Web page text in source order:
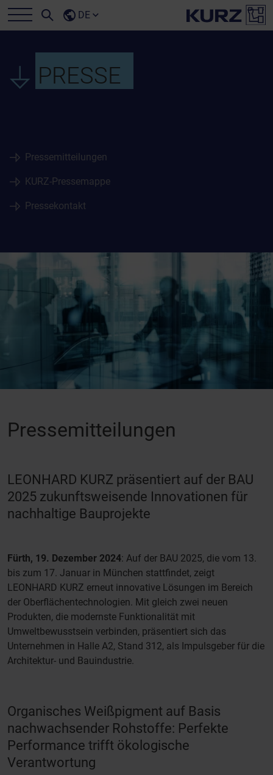
DE
PRESSE
Pressemitteilungen
KURZ-Pressemappe
Pressekontakt
Pressemitteilungen
LEONHARD KURZ präsentiert auf der BAU
2025 zukunftsweisende Innovationen für
nachhaltige Bauprojekte
Fürth, 19. Dezember 2024: Auf der BAU 2025, die vom 13.
bis zum 17. Januar in München stattfindet, zeigt
LEONHARD KURZ erneut innovative Lösungen im Bereich
der Oberflächentechnologien. Mit gleich zwei neuen
Produkten, die modernste Funktionalität mit
Umweltbewusstsein verbinden, präsentiert sich das
Unternehmen in Halle A2, Stand 312, als Impulsgeber für die
Architektur- und Bauindustrie.
Organisches Weißpigment auf Basis
nachwachsender Rohstoffe: Perfekte
Performance trifft ökologische
Verantwortung